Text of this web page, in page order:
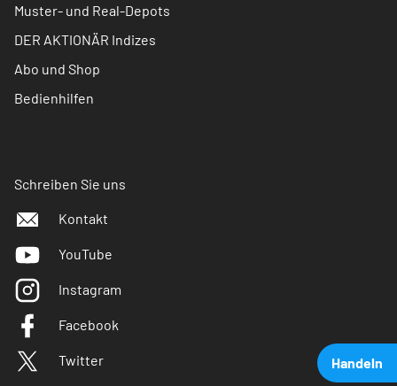
Handeln
Muster- und Real-Depots
DER AKTIONÄR Indizes
Abo und Shop
Bedienhilfen
Schreiben Sie uns
Kontakt
YouTube
Instagram
Facebook
Twitter